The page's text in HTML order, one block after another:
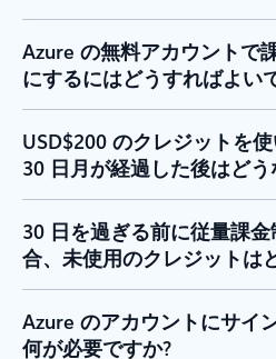
Azure の無料アカウントで
にするにはどうすればよい
USD$200 のクレジットを使
30 日月が経過した後はど
30 日を過ぎる前に従量課
合、未使用のクレジットは
Azure のアカウントにサイ
何が必要ですか?